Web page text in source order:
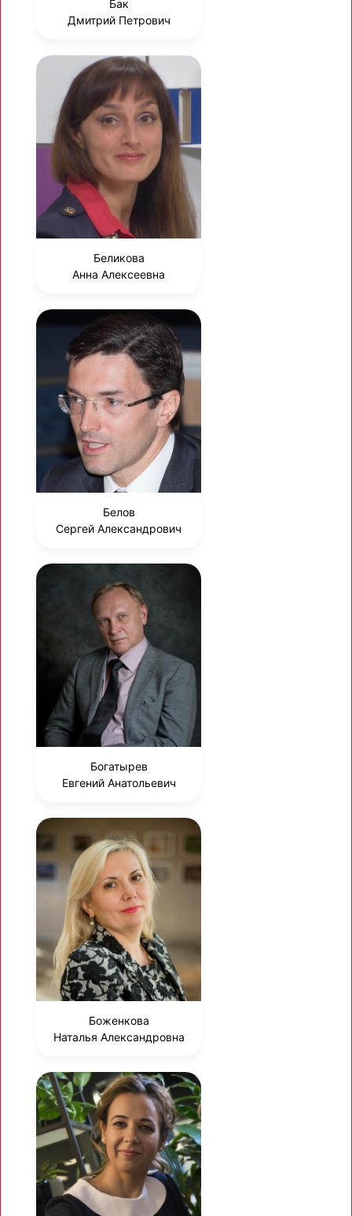
Бак
Дмитрий Петрович
Беликова
Анна Алексеевна
Белов
Сергей Александрович
Богатырев
Евгений Анатольевич
Боженкова
Наталья Александровна